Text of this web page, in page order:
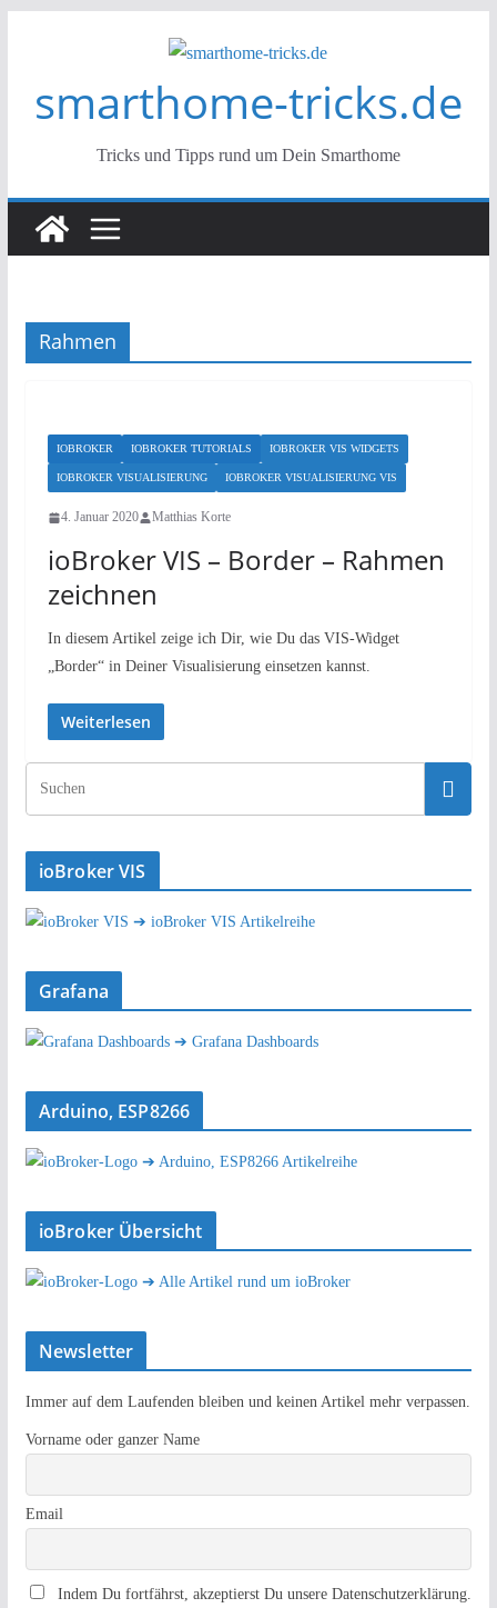
smarthome-tricks.de
Tricks und Tipps rund um Dein Smarthome
Rahmen
IOBROKER IOBROKER TUTORIALS IOBROKER VIS WIDGETS
IOBROKER VISUALISIERUNG IOBROKER VISUALISIERUNG VIS
4. Januar 2020 Matthias Korte
ioBroker VIS – Border – Rahmen
zeichnen
In diesem Artikel zeige ich Dir, wie Du das VIS-Widget
„Border“ in Deiner Visualisierung einsetzen kannst.
Weiterlesen
ioBroker VIS
➔ ioBroker VIS Artikelreihe
Grafana
➔ Grafana Dashboards
Arduino, ESP8266
➔ Arduino, ESP8266 Artikelreihe
ioBroker Übersicht
➔ Alle Artikel rund um ioBroker
Newsletter
Immer auf dem Laufenden bleiben und keinen Artikel mehr verpassen.
Vorname oder ganzer Name
Email
Indem Du fortfährst, akzeptierst Du unsere Datenschutzerklärung.